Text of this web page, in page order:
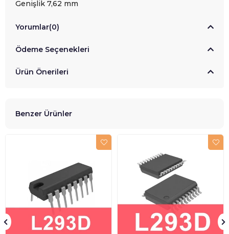
Genişlik 7,62 mm
Yorumlar(0)
Ödeme Seçenekleri
Ürün Önerileri
Benzer Ürünler